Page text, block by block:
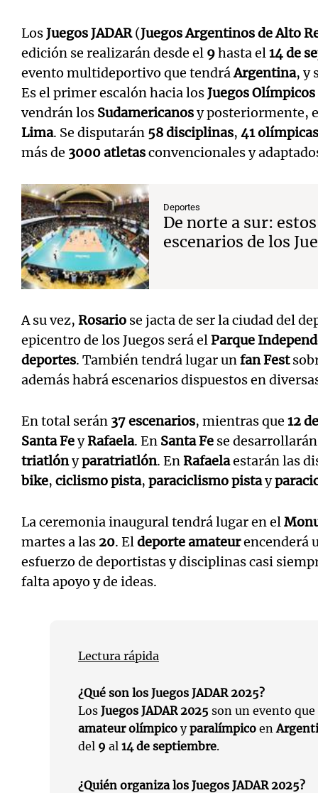
LosJuegos JADAR(Juegos Argentinos de Alto
edición se realizarán desde el 9hasta el14 de
evento multideportivo que tendráArgentina, y
Es el primer escalón hacia losJuegos
vendrán los Sudamericanosy posteriormente,
Lima. Se disputarán 58 disciplinas, 41 olímpicas
más de 3000 atletasconvencionales y
Deportes
De norte a sur:
escenarios de los
A su vez, Rosario se jacta de ser la ciudad del
epicentro de los Juegos será elParque
deportes. También tendrá lugar unfan Fest
además habrá escenarios dispuestos en
En total serán 37 escenarios, mientras que 12
Santa FeyRafaela. En Santa Fe se desarrollarán
triatlónyparatriatlón. EnRafaelaestarán las
bike, ciclismo pista, paraciclismo pistay
La ceremonia inaugural tendrá lugar en el
martes a las 20. Eldeporte amateurencenderá
esfuerzo de deportistas y disciplinas casi
falta apoyo y de ideas.
Lectura rápida
¿Qué son los Juegos JADAR 2025?
Los Juegos JADAR 2025 son un evento
amateur olímpico yparalímpico en
del 9 al 14 de septiembre.
¿Quién organiza los Juegos JADAR 2025?